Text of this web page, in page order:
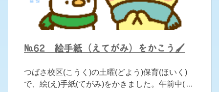
№62 絵手紙（えてがみ）をかこう🖌
つばさ校区(こうく)の土曜(どよう)保育(ほいく)
で、絵(え)手紙(てがみ)をかきました。午前中( ...